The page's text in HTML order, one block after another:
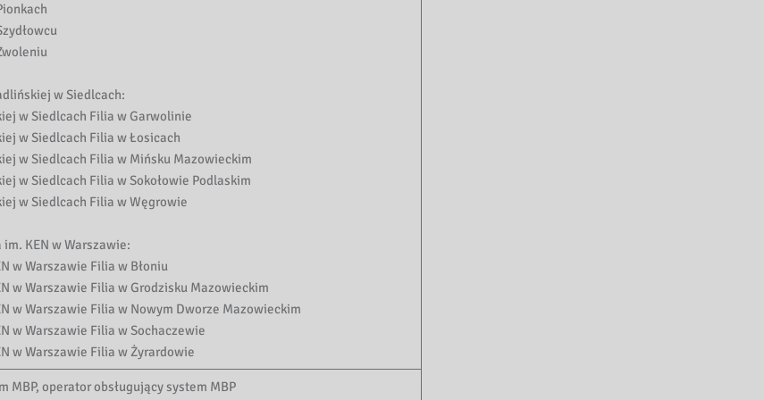
w Siedlcach:
w Siedlcach Filia w Garwolinie
w Siedlcach Filia w Łosicach
w Siedlcach Filia w Mińsku Mazowieckim
w Siedlcach Filia w Sokołowie Podlaskim
w Siedlcach Filia w Węgrowie
KEN w Warszawie:
w Warszawie Filia w Błoniu
w Warszawie Filia w Grodzisku Mazowieckim
w Warszawie Filia w Nowym Dworze Mazowieckim
w Warszawie Filia w Sochaczewie
w Warszawie Filia w Żyrardowie
operator obsługujący system MBP